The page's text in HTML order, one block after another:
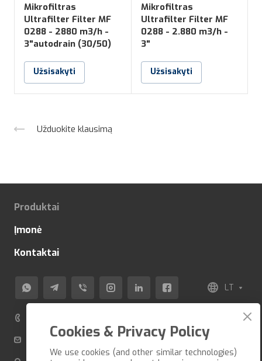
Mikrofiltras
Ultrafilter Filter MF
0288 - 2880 m3/h -
3"autodrain (30/50)
Užsisakyti
Mikrofiltras
Ultrafilter Filter MF
0288 - 2.880 m3/h -
3"
Užsisakyti
Užduokite klausimą
Produktai
Įmonė
Kontaktai
LT
info@veza-e.lt
Cookies & Privacy Policy
We use cookies (and other similar technologies)